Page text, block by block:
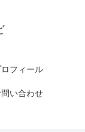
ロフィール
問い合わせ